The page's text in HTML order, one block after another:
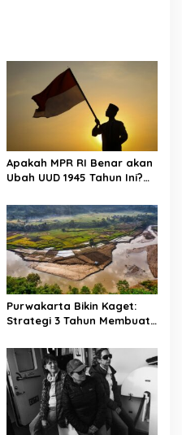
Apakah MPR RI Benar akan
Ubah UUD 1945 Tahun Ini?
Purwakarta Bikin Kaget:
Strategi 3 Tahun Membuat
Investasi